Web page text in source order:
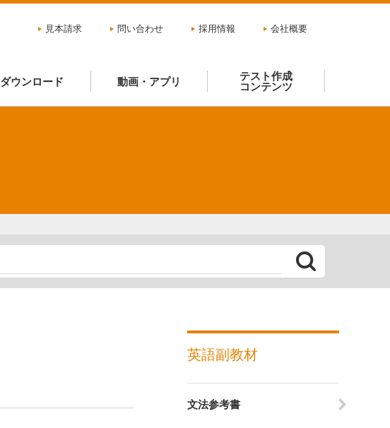
見本請求 問い合わせ 採用情報 会社概要
ダウンロード 動画・アプリ
テスト作成
コンテンツ
英語副教材
文法参考書